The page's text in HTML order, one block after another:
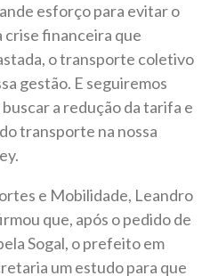
esforço para evitar o
crise financeira que
o transporte coletivo
gestão. E seguiremos
a redução da tarifa e
transporte na nossa
e Mobilidade, Leandro
que, após o pedido de
Sogal, o prefeito em
um estudo para que